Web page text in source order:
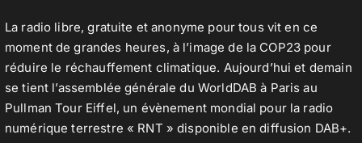
La radio libre, gratuite et anonyme pour tous vit en ce
moment de grandes heures, à l’image de la COP23 pour
réduire le réchauffement climatique. Aujourd’hui et demain
se tient l’assemblée générale du WorldDAB à Paris au
Pullman Tour Eiffel, un évènement mondial pour la radio
numérique terrestre « RNT » disponible en diffusion DAB+.